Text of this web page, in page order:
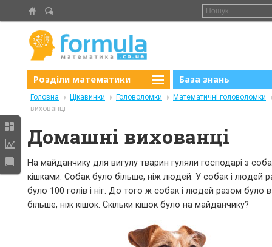
Розділи математики База знань
Головна Цікавинки Головоломки
Математичні головоломки
вихованці
Домашні вихованці
На майданчику для вигулу тварин гуляли господарі з
кішками. Собак було більше, ніж людей. У собак і людей
було 100 голів і ніг. До того ж собак і людей разом було
більше, ніж кішок. Скільки кішок було на майданчику?